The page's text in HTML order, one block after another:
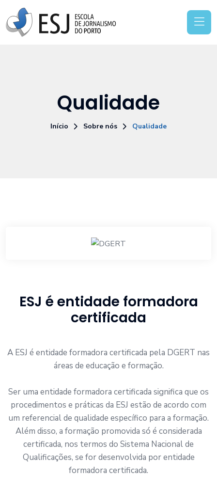
Qualidade
Início Sobre nós Qualidade
ESJ é entidade formadora
certificada
A ESJ é entidade formadora certificada pela DGERT nas
áreas de educação e formação.
Ser uma entidade formadora certificada significa que os
procedimentos e práticas da ESJ estão de acordo com
um referencial de qualidade específico para a formação.
Além disso, a formação promovida só é considerada
certificada, nos termos do Sistema Nacional de
Qualificações, se for desenvolvida por entidade
formadora certificada.